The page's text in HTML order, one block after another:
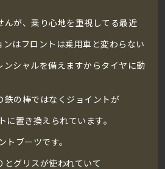
んが、乗り心地を重視してる最近
はフロントは乗用車と変わらない
ンシャルを備えますからタイヤに動
鉄の棒ではなくジョイントが
に置き換えられています。
トブーツです。
グリスが使われていて